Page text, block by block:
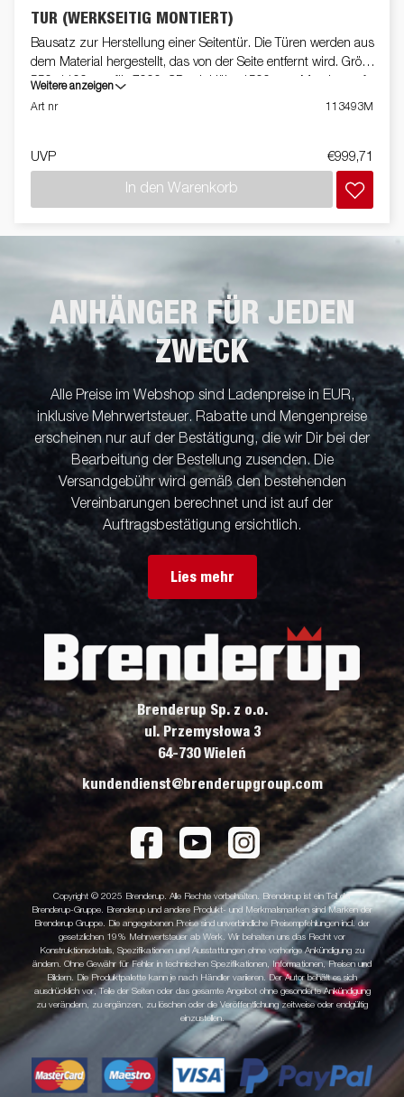
TÜR (WERKSEITIG MONTIERT)
Bausatz zur Herstellung einer Seitentür. Die Türen werden aus
dem Material hergestellt, das von der Seite entfernt wird. Größe
550x1100mm für 7000, CD mit Höhe 1500mm. Montiert auf
Anhänger
Weitere anzeigen
Art nr
113493M
UVP €999,71
In den Warenkorb
ANHÄNGER FÜR JEDEN
ZWECK
Alle Preise im Webshop sind Ladenpreise in EUR,
inklusive Mehrwertsteuer. Rabatte und Mengenpreise
erscheinen nur auf der Bestätigung, die wir Dir bei der
Bearbeitung der Bestellung zusenden. Die
Versandgebühr wird gemäß den bestehenden
Vereinbarungen berechnet und ist auf der
Auftragsbestätigung ersichtlich.
Lies mehr
Brenderup Sp. z o.o.
ul. Przemysłowa 3
64-730 Wieleń
kundendienst@brenderupgroup.com
Copyright © 2025 Brenderup. Alle Rechte vorbehalten. Brenderup ist ein Teil der
Brenderup-Gruppe. Brenderup und andere Produkt- und Merkmalsmarken sind Marken der
Brenderup Gruppe. Die angegebenen Preise sind unverbindliche Preisempfehlungen incl. der
gesetzlichen 19% Mehrwertsteuer ab Werk. Wir behalten uns das Recht vor
Konstruktionsdetails, Spezifikationen und Ausstattungen ohne vorherige Ankündigung zu
ändern. Ohne Gewähr für Fehler in technischen Spezifikationen, Informationen, Preisen und
Bildern. Die Produktpalette kann je nach Händler variieren. Der Autor behält es sich
ausdrücklich vor, Teile der Seiten oder das gesamte Angebot ohne gesonderte Ankündigung
zu verändern, zu ergänzen, zu löschen oder die Veröffentlichung zeitweise oder endgültig
einzustellen.